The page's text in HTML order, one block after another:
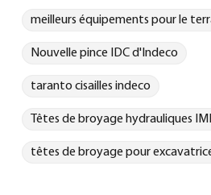
meilleurs équipements pour le
Nouvelle pince IDC d'Indeco
taranto cisailles indeco
Têtes de broyage hydrauliques
têtes de broyage pour